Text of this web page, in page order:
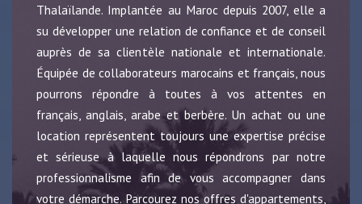
Thalaïlande. Implantée au Maroc depuis 2007, elle a
su développer une relation de confiance et de conseil
auprès de sa clientèle nationale et internationale.
Équipée de collaborateurs marocains et français, nous
pourrons répondre à toutes à vos attentes en
français, anglais, arabe et berbère. Un achat ou une
location représentent toujours une expertise précise
et sérieuse à laquelle nous répondrons par notre
professionnalisme afin de vous accompagner dans
votre démarche. Parcourez nos offres d'appartements,